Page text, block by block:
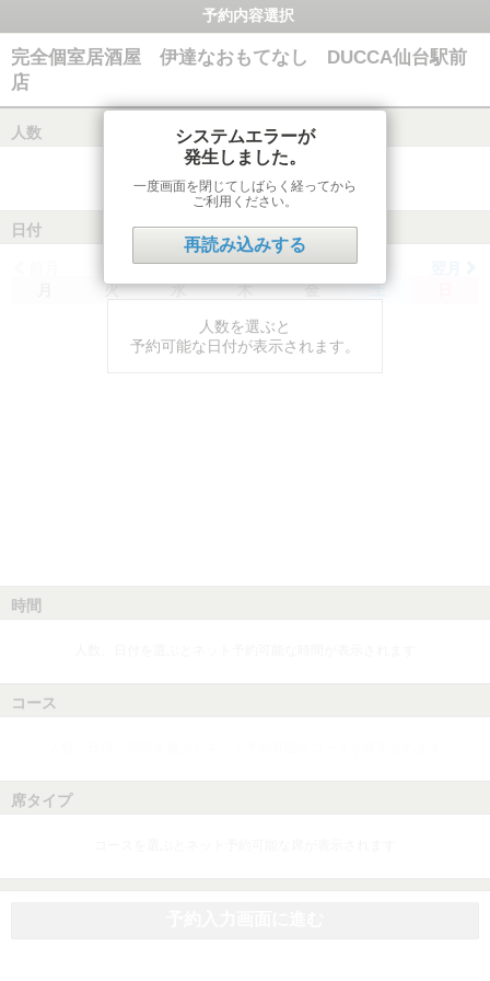
予約内容選択
完全個室居酒屋 伊達なおもてなし DUCCA仙台駅前
店
人数
日付
火 水 木 金 土
人数を選ぶと
予約可能な日付が表示されます。
時間
コース
席タイプ
システムエラーが
発生しました。
一度画面を閉じてしばらく経ってから
ご利用ください。
再読み込みする